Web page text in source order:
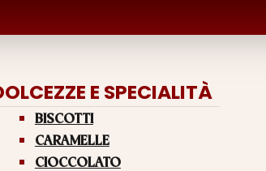
E SPECIALITÀ
BISCOTTI
CARAMELLE
CIOCCOLATO